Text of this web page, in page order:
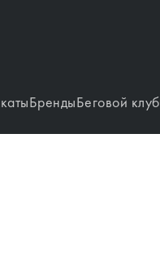
БрендыБеговой клуб